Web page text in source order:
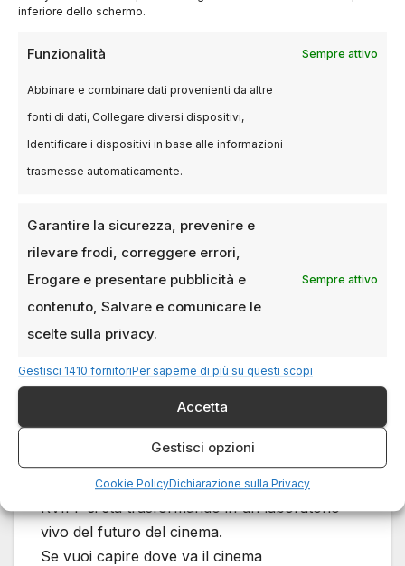
inferiore dello schermo.
Funzionalità Sempre attivo
Abbinare e combinare dati provenienti da altre
fonti di dati, Collegare diversi dispositivi,
Identificare i dispositivi in base alle informazioni
trasmesse automaticamente.
Garantire la sicurezza, prevenire e
rilevare frodi, correggere errori,
Erogare e presentare pubblicità e
contenuto, Salvare e comunicare le
scelte sulla privacy.
Sempre attivo
Gestisci 1410 fornitoriPer saperne di più su questi scopi
Accetta
Gestisci opzioni
Cookie PolicyDichiarazione sulla Privacy
curiosi. Le proiezioni iniziano alle 9:00 del
mattino e proseguono fino a notte fonda.
Oltre130 filmda più di 60 paesi saranno
Il biglietto giornaliero costa appena 12€, e con
l’accredito base si ha accesso a
quasi tutto il
programma.
Perché andarci nel
Il 2025 sarà un anno speciale. Non solo per la
qualità dei film in programma, ma perché il
KVIFF si sta trasformando in un laboratorio
vivo del futuro del cinema.
Se vuoi capire dove va il cinema